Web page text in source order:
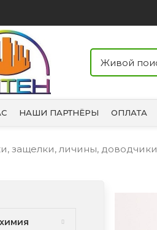
НАШИ ПАРТНЁРЫ ОПЛАТА
защелки, личины, доводчики